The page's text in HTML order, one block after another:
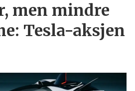
men mindre
Tesla-aksjen